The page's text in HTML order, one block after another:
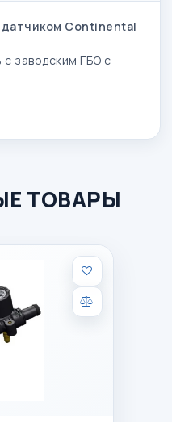
датчиком Continental​
заводским ГБО с
ТОВАРЫ